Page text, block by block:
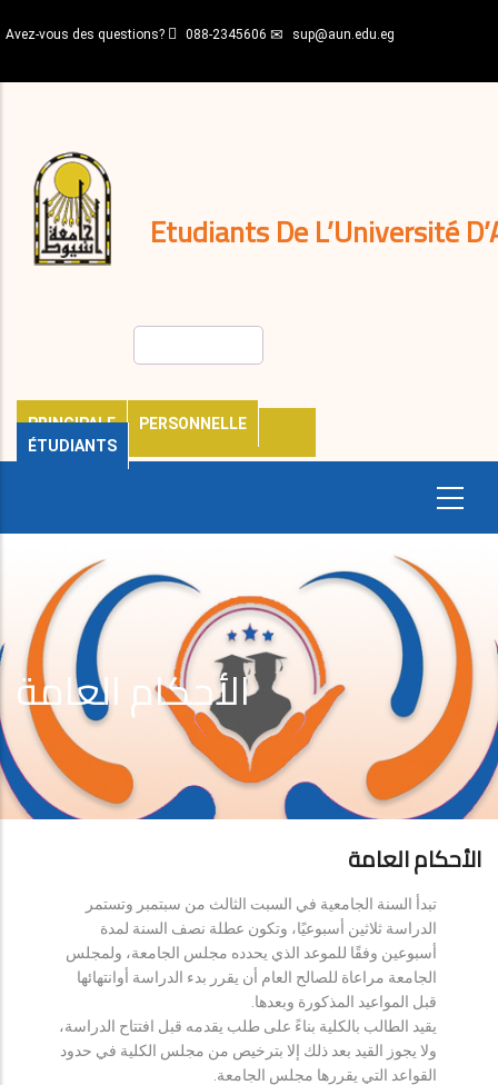
au
principal
Avez-vous des questions? 088-2345606 sup@aun.edu.eg
Etudiants De L’Université
PRINCIPALE
PERSONNELLE
ÉTUDIANTS
décisions
Expatriés
Journal
الأحكام العامة
الأحكام العامة
تبدأ السنة الجامعية في السبت الثالث من سبتمبر وتستمر
الدراسة ثلاثين أسبوعيًا، وتكون عطلة نصف السنة لمدة
أسبوعين وفقًا للموعد الذي يحدده مجلس الجامعة، ولمجلس
الجامعة مراعاة للصالح العام أن يقرر بدء الدراسة أوانتهائها
قبل المواعيد المذكورة وبعدها.
يقيد الطالب بالكلية بناءً على طلب يقدمه قبل افتتاح الدراسة،
ولا يجوز القيد بعد ذلك إلا بترخيص من مجلس الكلية في حدود
القواعد التي يقررها مجلس الجامعة.